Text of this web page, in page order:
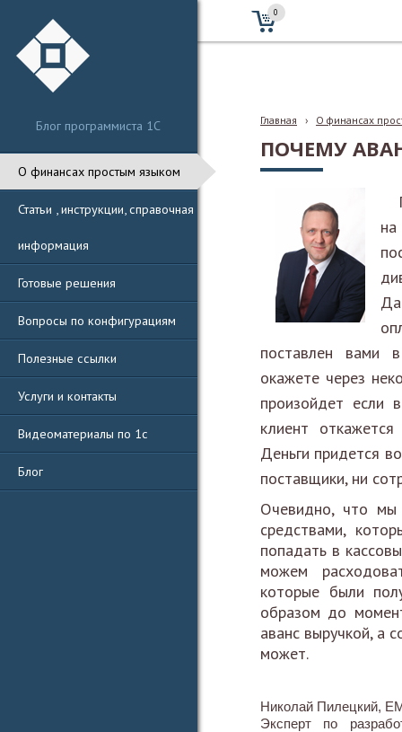
Блог программиста 1С
О финансах простым языком
Статьи , инструкции, справочная
информация
Готовые решения
Вопросы по конфигурациям
Полезные ссылки
Услуги и контакты
Видеоматериалы по 1с
Блог
0
Главная › О финансах
ПОЧЕМУ
поставлен вами
окажете через
произойдет если
клиент
Деньги придется
поставщики, ни
Очевидно, что мы
средствами,
попадать в
можем
которые были
образом до
аванс выручкой, а
может.
Николай Пилецкий,
Эксперт по